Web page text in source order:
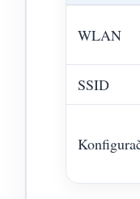
WLAN
SSID